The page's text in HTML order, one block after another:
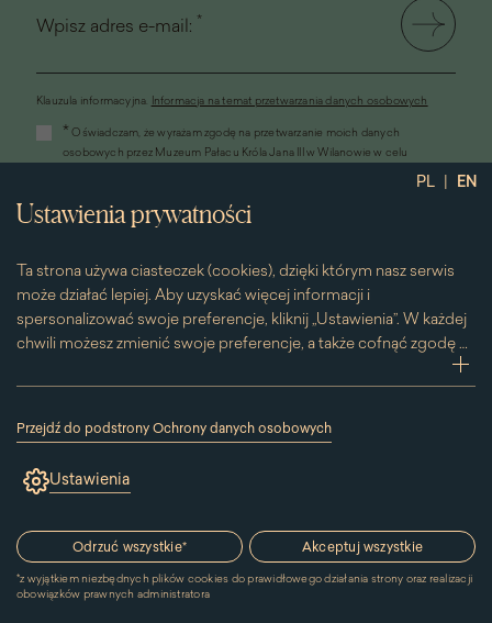
PL | EN
Ustawienia prywatności
Ta strona używa ciasteczek (cookies), dzięki którym nasz serwis
może działać lepiej. Aby uzyskać więcej informacji i
spersonalizować swoje preferencje, kliknij „Ustawienia”. W każdej
chwili możesz zmienić swoje preferencje, a także cofnąć zgodę na
używanie plików cookie. Możesz to zrobić, klikając na podstronę
„Cookies” znajdującą się w stopce.
Przesuwając suwak w prawą stronę aktywujesz zgodę na
konkretne ciasteczko. Przesuwając suwak w lewą stronę
wyłączasz taką zgodę.
Przejdź do podstrony Ochrony danych osobowych
(link
się
oknie)
Ustawienia
Odrzuć wszystkie*
*z wyjątkiem niezbędnych plików cookies do prawidłowego działania strony oraz realizacji
obowiązków prawnych administratora
Akceptuj wszystkie
Wpisz adres e-mail: *
Klauzula informacyjna. Informacja na temat przetwarzania danych osobowych
otworzy
się
oknie)
* Oświadczam, że wyrażam zgodę na przetwarzanie moich danych
osobowych przez Muzeum Pałacu Króla Jana III w Wilanowie w celu
Wilanowie informacji handlowych drogą elektroniczną, w tym z
Kontakt
MUZEUM PAŁACU